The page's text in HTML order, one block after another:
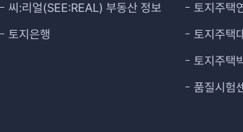
씨:리얼(SEE:REAL) 부동산 정보
토지은행
토지주택
토지주택
토지주택
품질시험